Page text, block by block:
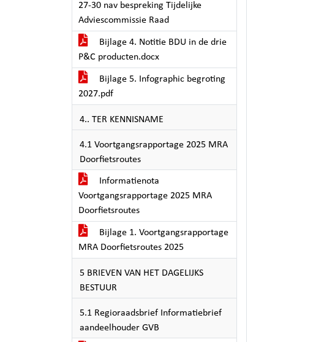
27-30 nav bespreking Tijdelijke
Adviescommissie Raad
Bijlage 4. Notitie BDU in de drie
P&C producten.docx
Bijlage 5. Infographic begroting
2027.pdf
4.. TER KENNISNAME
4.1 Voortgangsrapportage 2025 MRA
Doorfietsroutes
Informatienota
Voortgangsrapportage 2025 MRA
Doorfietsroutes
Bijlage 1. Voortgangsrapportage
MRA Doorfietsroutes 2025
5 BRIEVEN VAN HET DAGELIJKS
BESTUUR
5.1 Regioraadsbrief Informatiebrief
aandeelhouder GVB